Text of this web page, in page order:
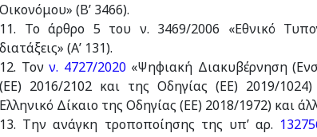
Οικονόμου» (Β’ 3466).
11. Το άρθρο 5 του ν. 3469/2006 «Εθνικό
διατάξεις» (Α’ 131).
12. Τονν. 4727/2020«Ψηφιακή Διακυβέρνηση
(ΕΕ) 2016/2102 και της Οδηγίας (ΕΕ) 2019/
Ελληνικό Δίκαιο της Οδηγίας (ΕΕ) 2018/1972) και
13. Την ανάγκη τροποποίησης της υπ’ αρ.